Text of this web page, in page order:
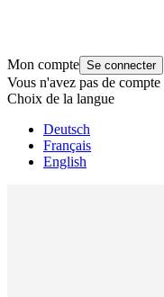
Mon compte Se connecter
Vous n'avez pas de compte
Choix de la langue
Deutsch
Français
English